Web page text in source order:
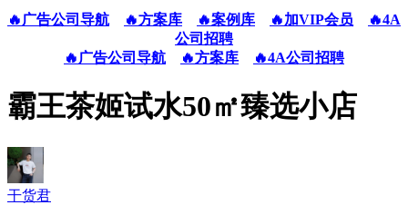
🔥广告公司导航 🔥方案库 🔥案例库 🔥加VIP会员
🔥4A
公司招聘
🔥广告公司导航
🔥方案库 🔥4A公司招聘
霸王茶姬试水50㎡臻选小店
干货君